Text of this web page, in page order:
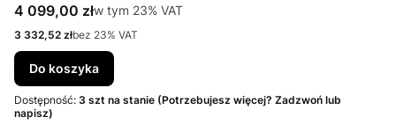
Cena brutto
4 099,00 złw tym %s VAT
w tym 23% VAT
Cena netto
3 332,52 złbez 23% VAT
Do koszyka
Dostępność: 3 szt na stanie (Potrzebujesz więcej? Zadzwoń lub
napisz)